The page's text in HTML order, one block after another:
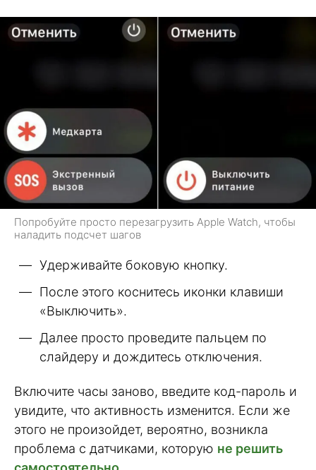
Попробуйте просто перезагрузить Apple Watch, чтобы
наладить подсчет шагов
Удерживайте боковую кнопку.
После этого коснитесь иконки клавиши
«Выключить».
Далее просто проведите пальцем по
слайдеру и дождитесь отключения.
Включите часы заново, введите код-пароль и
увидите, что активность изменится. Если же
этого не произойдет, вероятно, возникла
проблема с датчиками, которую не решить